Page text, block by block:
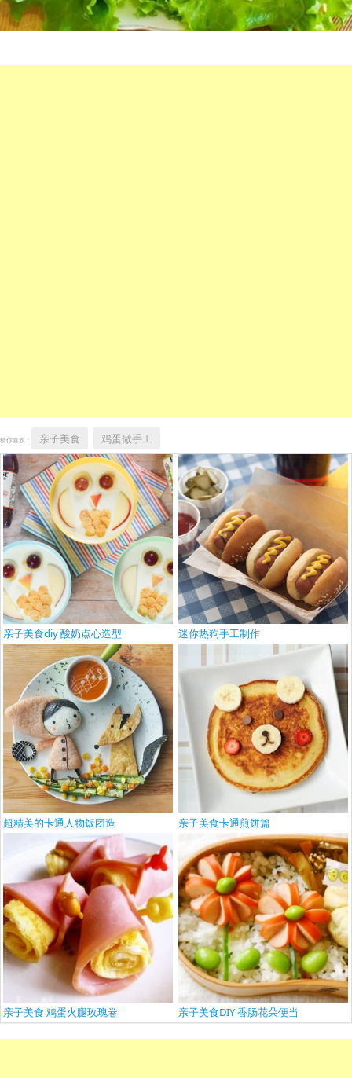
猜你喜欢： 亲子美食 鸡蛋做手工
亲子美食diy 酸奶点心造型 迷你热狗手工制作
超精美的卡通人物饭团造 亲子美食卡通煎饼篇
亲子美食 鸡蛋火腿玫瑰卷 亲子美食DIY 香肠花朵便当